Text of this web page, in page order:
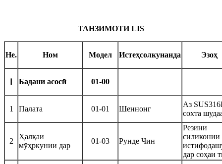
ТАНЗИМОТИ LIS
Не. Ном Модел Истеҳсолкунанда Эзоҳ
Бадани асосӣ 01-00
1 Палата 01-01 Шеннонг
Аз
сохта
2
Ҳалқаи
мӯҳркунии дар
01-03 Рунде Чин
Резини
силиконии
дар соҳаи